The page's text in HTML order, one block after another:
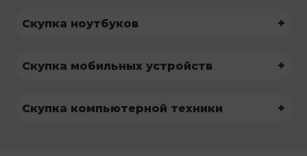
Скупка ноутбуков +
Скупка мобильных устройств +
Скупка компьютерной техники +